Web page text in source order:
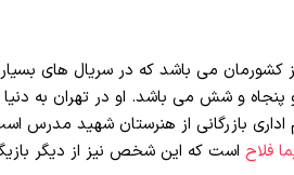
کشورمان می باشد که در سریال های
پنجاه و شش می باشد. او در تهران به
بازرگانی از هنرستان شهید مدرس
فلاح است که این شخص نیز از دیگر